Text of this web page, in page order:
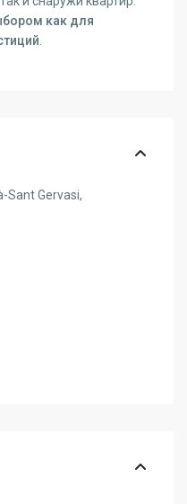
как для
Sant Gervasi,